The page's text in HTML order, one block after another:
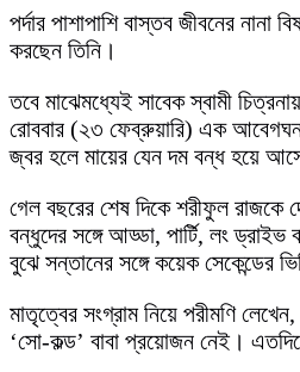
পর্দার পাশাপাশি বাস্তব জীবনের
করছেন তিনি।
তবে মাঝেমধ্যেই সাবেক স্বামী
রোববার (২৩ ফেব্রুয়ারি) এক আবেগঘন
জ্বর হলে মায়ের যেন দম বন্ধ হয়ে
গেল বছরের শেষ দিকে শরীফুল রাজকে
বন্ধুদের সঙ্গে আড্ডা, পার্টি, লং
বুঝে সন্তানের সঙ্গে কয়েক সেকেন্ডের
মাতৃত্বের সংগ্রাম নিয়ে পরীমণি
‘সো-কল্ড’ বাবা প্রয়োজন নেই।